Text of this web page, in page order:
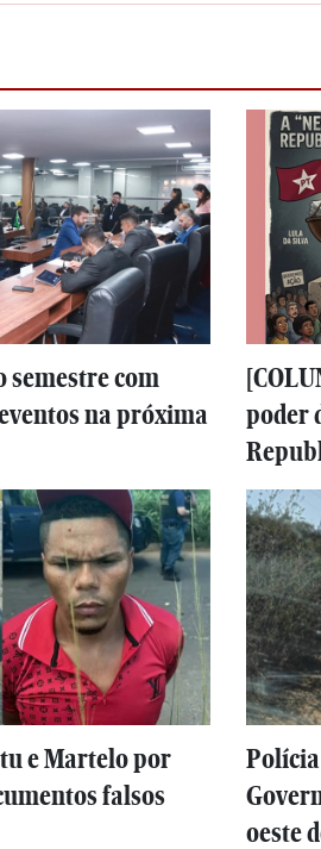
semestre com
na próxima
poder
e Martelo por
falsos
oeste